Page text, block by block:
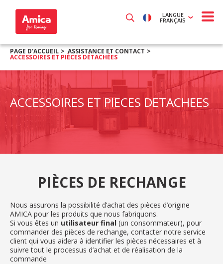
LANGUE
FRANÇAIS
PAGE D'ACCUEIL ASSISTANCE ET CONTACT
ACCESSOIRES ET PIÈCES DÉTACHÉES
ACCESSOIRES ET PIECES DETACHEES
PIÈCES DE RECHANGE
Nous assurons la possibilité d’achat des pièces d’origine
AMICA pour les produits que nous fabriquons.
Si vous êtes un utilisateur final (un consommateur), pour
commander des pièces de rechange, contacter notre service
client qui vous aidera à identifier les pièces nécessaires et à
suivre tout le processus d’achat et de réalisation de la
commande